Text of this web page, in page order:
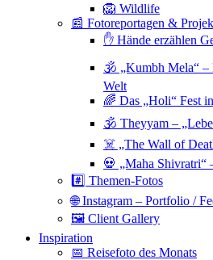
🦁 Wildlife
📰 Fotoreportagen &
✋ Hände erzählen
🕉 „Kumbh Mela“ –
Welt
🌈 Das „Holi“ Fest
🕉 Theyyam –
☠️ „The Wall of
💀 „Maha Shivratri“
#️⃣ Themen-Fotos
🌐 Instagram – Portfolio /
🖼 Client Gallery
Inspiration
📅 Reisefoto des Monats